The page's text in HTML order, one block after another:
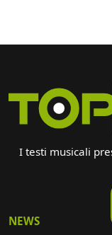
I testi musicali
NEWS